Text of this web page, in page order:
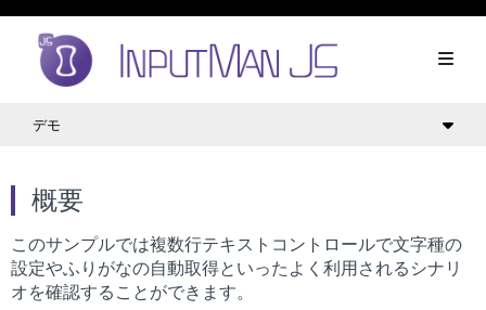
デモ
概要
このサンプルでは複数行テキストコントロールで文字種の
設定やふりがなの自動取得といったよく利用されるシナリ
オを確認することができます。